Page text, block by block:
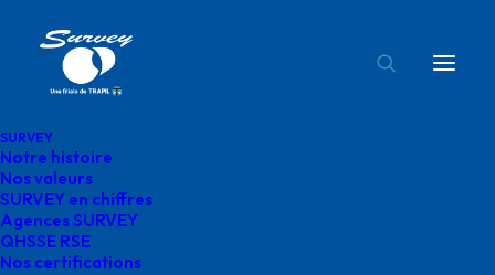
SURVEY
Notre histoire
Nos valeurs
SURVEY en chiffres
Agences SURVEY
QHSSE RSE
Nos certifications
Accueil